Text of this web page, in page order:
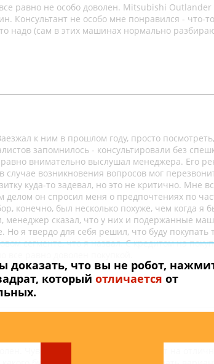
равно не особо доволен. Mitsubishi Outlander
Консультант не особо мне понравился - что-
надо (сам в этих машинах нормально
к ним в прошлом году, просто
запомнилось - консультировали без
внимательно выслушал менеджера. Его
возникновения вопросов мог
куда-то задевал, но это не критично. Мне
он спросил меня о предпочтениях по
конечно, был несколько похуже, чем когда я
сказал, что у них и подержанные
я твердо для себя решил, что буду покупать
сегменте, что я назвал. С кредитом на
равно доволен покупкой.
Чувствуется, что свое дело знают на
доказать, что вы не робот,
который отличается от